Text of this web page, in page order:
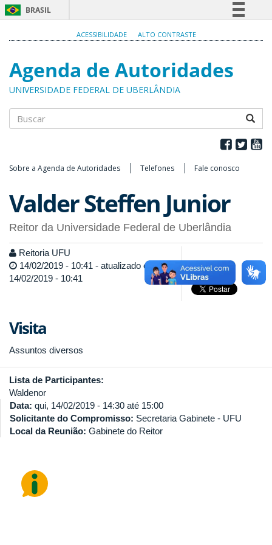
BRASIL
Participe
Acesso à informação
ACESSIBILIDADE ALTO CONTRASTE
Agenda de Autoridades
UNIVERSIDADE FEDERAL DE UBERLÂNDIA
Sobre a Agenda de Autoridades Telefones Fale conosco
Valder Steffen Junior
Reitor da Universidade Federal de Uberlândia
Reitoria UFU
14/02/2019 - 10:41 - atualizado em
14/02/2019 - 10:41
Visita
Assuntos diversos
Lista de Participantes:
Waldenor
Data: qui, 14/02/2019 - 14:30 até 15:00
Solicitante do Compromisso: Secretaria Gabinete - UFU
Local da Reunião: Gabinete do Reitor